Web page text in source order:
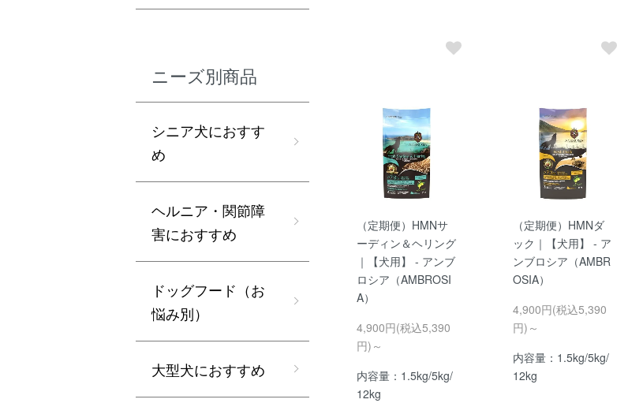
（定期便）HMNサ
ーディン＆ヘリング
｜【犬用】 - アンブ
ロシア（AMBROSI
A）
4,900円(税込5,390
円)～
内容量：1.5kg/5kg/
12kg
（定期便）HMNダ
ック｜【犬用】 - ア
ンブロシア（AMBR
OSIA）
4,900円(税込5,390
円)～
内容量：1.5kg/5kg/
12kg
ニーズ別商品
シニア犬におすす
め
ヘルニア・関節障
害におすすめ
ドッグフード（お
悩み別）
大型犬におすすめ